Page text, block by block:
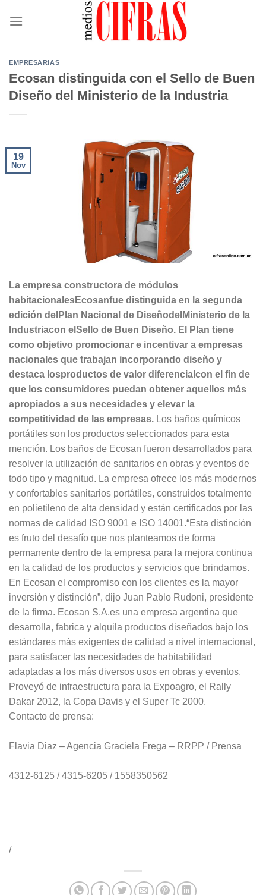
EMPRESARIAS
Ecosan distinguida con el Sello de Buen
Diseño del Ministerio de la Industria
19
Nov
La empresa constructora de módulos
habitacionalesEcosanfue distinguida en la segunda
edición delPlan Nacional de DiseñodelMinisterio de la
Industriacon elSello de Buen Diseño. El Plan tiene
como objetivo promocionar e incentivar a empresas
nacionales que trabajan incorporando diseño y
destaca losproductos de valor diferencialcon el fin de
que los consumidores puedan obtener aquellos más
apropiados a sus necesidades y elevar la
competitividad de las empresas. Los baños químicos
portátiles son los productos seleccionados para esta
mención. Los baños de Ecosan fueron desarrollados para
resolver la utilización de sanitarios en obras y eventos de
todo tipo y magnitud. La empresa ofrece los más modernos
y confortables sanitarios portátiles, construidos totalmente
en polietileno de alta densidad y están certificados por las
normas de calidad ISO 9001 e ISO 14001.“Esta distinción
es fruto del desafío que nos planteamos de forma
permanente dentro de la empresa para la mejora continua
en la calidad de los productos y servicios que brindamos.
En Ecosan el compromiso con los clientes es la mayor
inversión y distinción”, dijo Juan Pablo Rudoni, presidente
de la firma. Ecosan S.A.es una empresa argentina que
desarrolla, fabrica y alquila productos diseñados bajo los
estándares más exigentes de calidad a nivel internacional,
para satisfacer las necesidades de habitabilidad
adaptadas a los más diversos usos en obras y eventos.
Proveyó de infraestructura para la Expoagro, el Rally
Dakar 2012, la Copa Davis y el Super Tc 2000.
Contacto de prensa:
Flavia Diaz – Agencia Graciela Frega – RRPP / Prensa
4312-6125 / 4315-6205 / 1558350562
/